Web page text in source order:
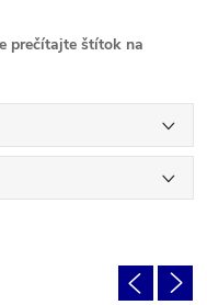
prečítajte štítok na